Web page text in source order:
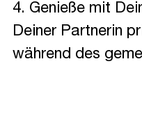
4. Genieße mit
Deiner Partnerin
während des